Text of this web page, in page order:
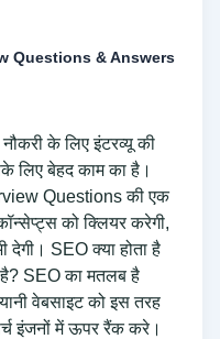
Questions & Answers
के लिए इंटरव्यू की
लिए बेहद काम का है।
Questions की एक
को क्लियर करेगी,
देगी। SEO क्या होता है
SEO का मतलब है
वेबसाइट को इस तरह
इंजनों में ऊपर रैंक करे।